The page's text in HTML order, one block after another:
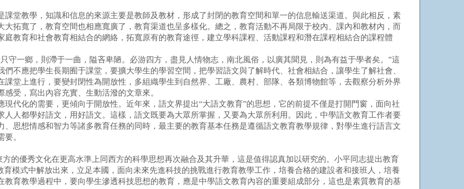
教學，知識和信息的來源主要是教師及教材，形成了封閉的教育空間和單一的信息輸送渠道。與此相反，素
大拓寬了，教育空間也相應寬廣了，教育渠道也呈多樣化。總之，教育活動不再局限于校內、課內和教材內，而
教育和社會教育相結合的網絡，拓寬原有的教育途徑，建立學科課程、活動課程和潛在課程相結合的課程體
一鄉，則滯于一曲，隘吝卑陋。必游四方，盡見人情物志，南北風俗，以廣其聞見，則為有益于學者矣。”這
不應把學生長期囿于課堂，要擴大學生的學習空間，把學習語文與了解時代、社會相結合，讓學生了解社會、
堂上進行，要變封閉性為開放性，多組織學生到自然界、工廠、農村、部隊、各類博物館等，去觀察分析外界
受，寫出內容充實、生動活潑的文章來。
化的需要，更傾向于開放性。近年來，語文界提出“大語文教育”的思想，它的前提不僅是打開門窗，面向社
人都學好語文，用好語文。這樣，語文既要為大眾所掌握，又要為大眾所利用。因此，中學語文教育工作者要
思想情感和智力等諸多教育任務的同時，最主要的教育基本任務是遵循語文教育教學規律，對學生進行語言文
。
優秀文化在更高水準上同西方的科學思想再次融合及其升華，這是值得認真加以研究的。小平同志提出教育
模式中解放出來，立足本國，面向未來先進科技的挑戰進行教育教學工作，培養合格的建設者和接班人，培養
育教學過程中，要向學生滲透科技思想的教育，應是中學語文教育內容的重要組成部分，這也是素質教育的基